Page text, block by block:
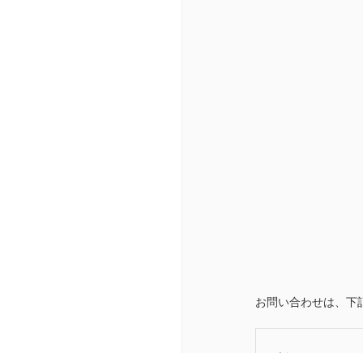
お問い合わせは、下